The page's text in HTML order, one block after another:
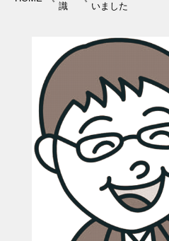
識
いました